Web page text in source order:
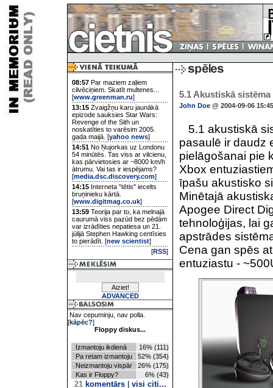
08:57 Par maziem zaļiem
cilvēciņiem. Skatīt multenes...
[www.greenman.ru]
13:15 Zvaigžņu karu jaunākā
epizode sauksies Star Wars:
Revenge of the Sith un
noskatīties to varēsim 2005.
gada maijā. [yahoo news]
14:51 No Ņujorkas uz Londonu
54 minūtēs. Tas viss ar vilcienu,
kas pārvietosies ar ~8000 km/h
ātrumu. Vai tas ir iespējams?
[media.dsc.discovery.com]
14:15 Interneta "tētis" iecelts
bruņinieku kārtā.
[www.digitmag.co.uk]
13:59 Teorija par to, ka melnajā
caurumā viss pazūd bez pēdām
var izrādīties nepatiesa un 21.
jūlijā Stephen Hawking centīsies
to pierādīt. [new scientist]
[RSS]
ADVANCED
Nav cepuminju, nav polla.
[kāpēc?]
Floppy diskus...
Izmantoju ikdienā
16% (111)
Pa retam izmantoju
52% (354)
Neizmantoju vispār
26% (175)
Kas ir Floppy?
6% (43)
21komentārs| visi citi...
5.1 Akustiskā
John Doe @ 2004-09-06 15:45
5.1 akustiskā
pasaulē ir daudz
pielāgošanai pie
Xbox
īpašu akustisko
Minētajā
Apogee Direct
tehnoloģijas, lai
apstrādes
Cena gan spēs
entuziastu -